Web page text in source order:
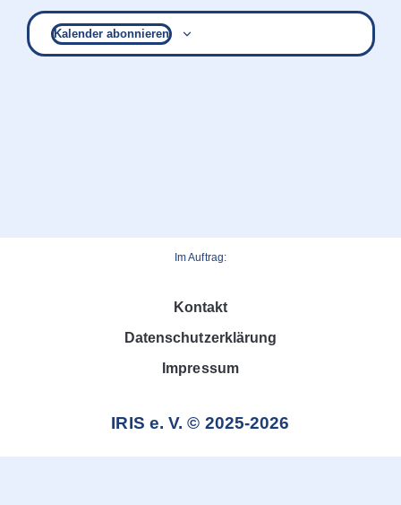
Kalender abonnieren
Im Auftrag:
Kontakt
Datenschutzerklärung
Impressum
IRIS e. V. © 2025-2026